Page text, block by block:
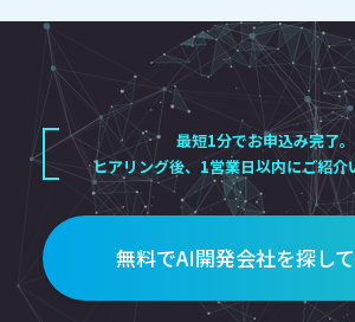
最短1分でお申込み完了。
ヒアリング後、1営業日以内にご紹介
無料でAI開発会社を探し